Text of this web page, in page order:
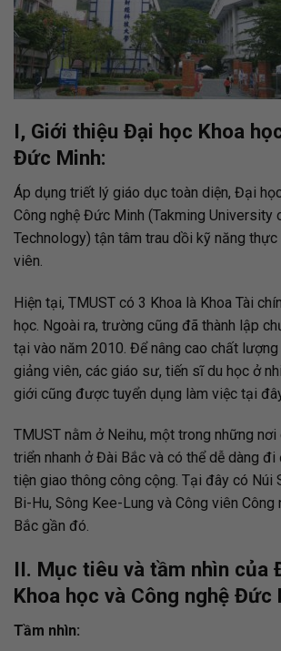
I, Giới thiệu Đại học Khoa
Đức Minh:
Áp dụng triết lý giáo dục toàn diện, Đại
Công nghệ Đức Minh (Takming University
Technology) tận tâm trau dồi kỹ năng thực
viên.
Hiện tại, TMUST có 3 Khoa là Khoa Tài
học. Ngoài ra, trường cũng đã thành lập
tại vào năm 2010. Để nâng cao chất
giảng viên, các giáo sư, tiến sĩ du học ở
giới cũng được tuyển dụng làm việc tại
TMUST nằm ở Neihu, một trong những
triển nhanh ở Đài Bắc và có thể dễ dàng
tiện giao thông công cộng. Tại đây có Núi
Bi-Hu, Sông Kee-Lung và Công viên
Bắc gần đó.
II. Mục tiêu và tầm nhìn của
Khoa học và Công nghệ Đức
Tầm nhìn: